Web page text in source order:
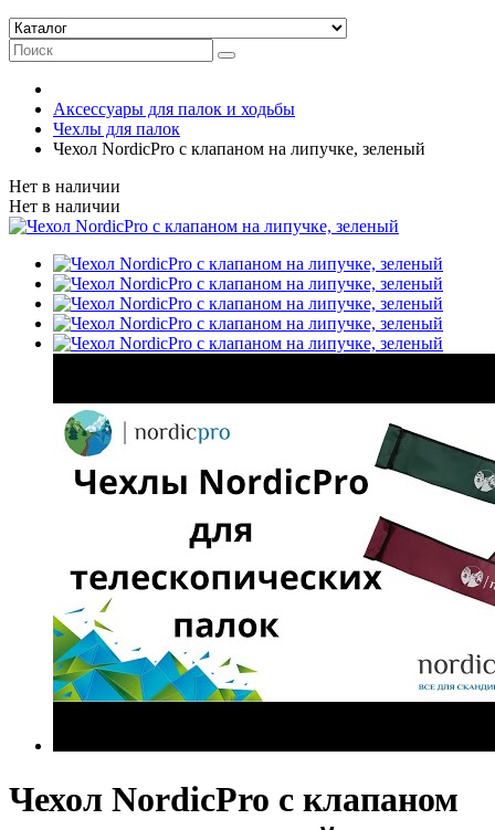
Аксессуары для палок и ходьбы
Чехлы для палок
Чехол NordicPro с клапаном на липучке, зеленый
Нет в наличии
Нет в наличии
Чехол NordicPro с клапаном